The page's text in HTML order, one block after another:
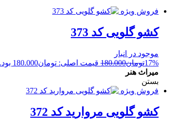
فروش ویژه
کشو گلویی کد 373
موجود در انبار
17%تومان180.000 قیمت اصلی: تومان180.000 بود.
میراث هنر
بستن
فروش ویژه
کشو گلویی مروارید کد 372